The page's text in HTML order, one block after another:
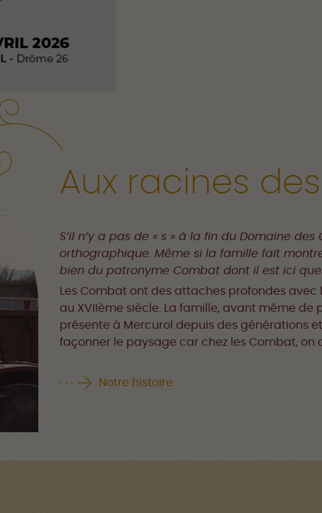
Aux racines
S’il n’y a pas de « s » à la fin du Domaine
orthographique. Même si la famille fait
bien du patronyme Combat dont il est ici
Les Combat ont des attaches profondes
au XVIIème siècle. La famille, avant même
présente à Mercurol depuis des générations
façonner le paysage car chez les Combat, on
Notre histoire